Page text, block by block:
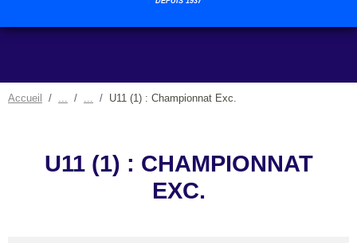
Accueil U11 (1) : Championnat Exc.
U11 (1) : CHAMPIONNAT
EXC.